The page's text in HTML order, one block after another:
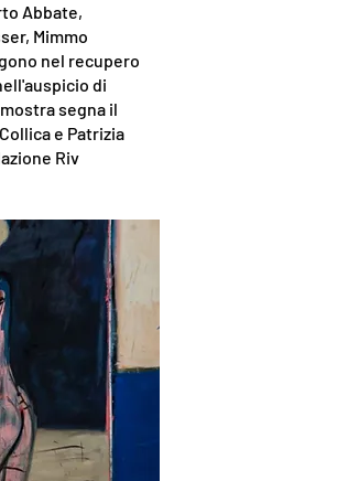
Abbate,
Mimmo
nel recupero
di
segna il
e Patrizia
Riv